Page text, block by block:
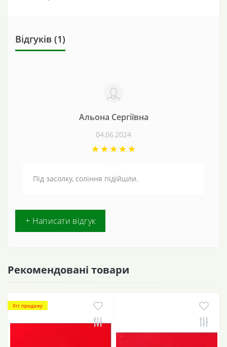
Відгуків (1)
Альона Сергіївна
04.06.2024
Під засолку, соління підійшли.
+ Написати відгук
Рекомендовані товари
Хіт продажу